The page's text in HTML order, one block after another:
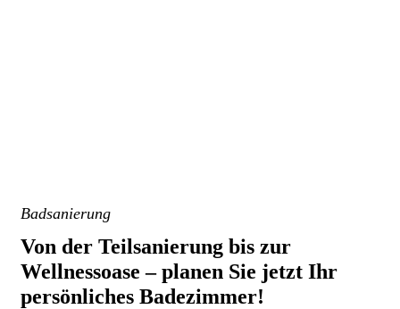
Badsanierung
Von der Teilsanierung bis zur
Wellnessoase – planen Sie jetzt Ihr
persönliches Badezimmer!